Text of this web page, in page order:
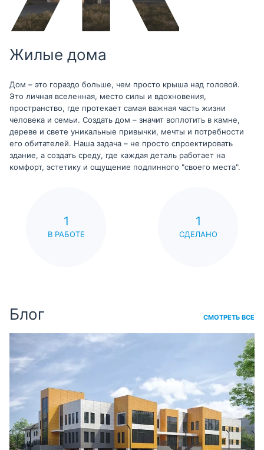
Жилые дома
Дом – это гораздо больше, чем просто крыша над головой.
Это личная вселенная, место силы и вдохновения,
пространство, где протекает самая важная часть жизни
человека и семьи. Создать дом – значит воплотить в камне,
дереве и свете уникальные привычки, мечты и потребности
его обитателей. Наша задача – не просто спроектировать
здание, а создать среду, где каждая деталь работает на
комфорт, эстетику и ощущение подлинного "своего места".
1
В РАБОТЕ
1
СДЕЛАНО
Блог СМОТРЕТЬ ВСЕ